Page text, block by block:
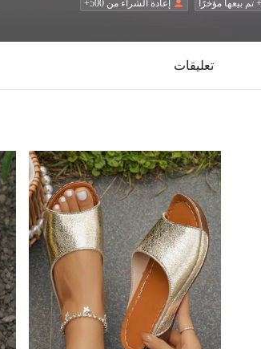
إعادة الشراء من 500+
تعليقات